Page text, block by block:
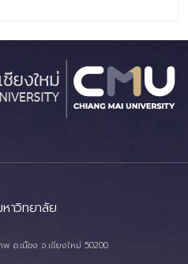
าวิทยาลัย
อ.เมือง จ.เชียงใหม่ 50200